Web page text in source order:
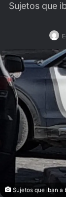
Sujetos que
Sujetos que iban a